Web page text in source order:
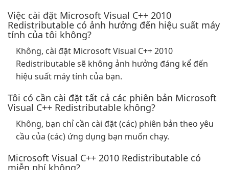
Việc cài đặt Microsoft Visual C++ 2010
Redistributable có ảnh hưởng đến hiệu suất máy
tính của tôi không?
Không, cài đặt Microsoft Visual C++ 2010
Redistributable sẽ không ảnh hưởng đáng kể đến
hiệu suất máy tính của bạn.
Tôi có cần cài đặt tất cả các phiên bản Microsoft
Visual C++ Redistributable không?
Không, bạn chỉ cần cài đặt (các) phiên bản theo yêu
cầu của (các) ứng dụng bạn muốn chạy.
Microsoft Visual C++ 2010 Redistributable có
miễn phí không?